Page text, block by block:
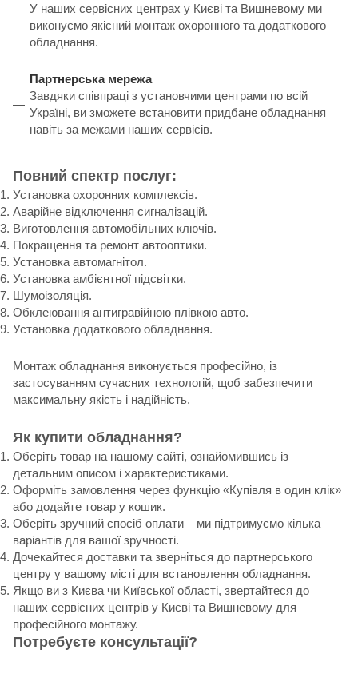
У наших сервісних центрах у Києві та Вишневому ми
виконуємо якісний монтаж охоронного та додаткового
обладнання.
Партнерська мережа
Завдяки співпраці з установчими центрами по всій
Україні, ви зможете встановити придбане обладнання
навіть за межами наших сервісів.
Повний спектр послуг:
Установка охоронних комплексів.
Аварійне відключення сигналізацій.
Виготовлення автомобільних ключів.
Покращення та ремонт автооптики.
Установка автомагнітол.
Установка амбієнтної підсвітки.
Шумоізоляція.
Обклеювання антигравійною плівкою авто.
Установка додаткового обладнання.
Монтаж обладнання виконується професійно, із
застосуванням сучасних технологій, щоб забезпечити
максимальну якість і надійність.
Як купити обладнання?
Оберіть товар на нашому сайті, ознайомившись із
детальним описом і характеристиками.
Оформіть замовлення через функцію «Купівля в один клік»
або додайте товар у кошик.
Оберіть зручний спосіб оплати – ми підтримуємо кілька
варіантів для вашої зручності.
Дочекайтеся доставки та зверніться до партнерського
центру у вашому місті для встановлення обладнання.
Якщо ви з Києва чи Київської області, звертайтеся до
наших сервісних центрів у Києві та Вишневому для
професійного монтажу.
Потребуєте консультації?